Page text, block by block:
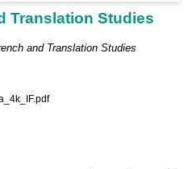
Translation Studies
and Translation Studies